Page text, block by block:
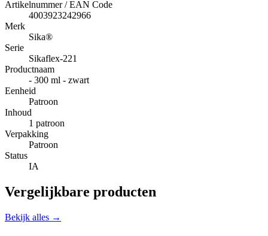
Artikelnummer / EAN Code
4003923242966
Merk
Sika®
Serie
Sikaflex-221
Productnaam
- 300 ml - zwart
Eenheid
Patroon
Inhoud
1 patroon
Verpakking
Patroon
Status
IA
Vergelijkbare producten
Bekijk alles →